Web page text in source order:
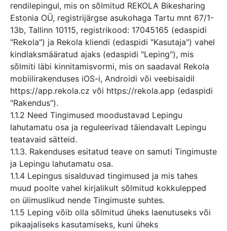
rendilepingul, mis on sõlmitud REKOLA Bikesharing
Estonia OÜ, registrijärgse asukohaga Tartu mnt 67/1-
13b, Tallinn 10115, registrikood: 17045165 (edaspidi
"Rekola") ja Rekola kliendi (edaspidi "Kasutaja") vahel
kindlaksmääratud ajaks (edaspidi "Leping"), mis
sõlmiti läbi kinnitamisvormi, mis on saadaval Rekola
mobiilirakenduses iOS-i, Androidi või veebisaidil
https://app.rekola.cz või https://rekola.app (edaspidi
"Rakendus").
1.1.2 Need Tingimused moodustavad Lepingu
lahutamatu osa ja reguleerivad täiendavalt Lepingu
teatavaid sätteid.
1.1.3. Rakenduses esitatud teave on samuti Tingimuste
ja Lepingu lahutamatu osa.
1.1.4 Lepingus sisalduvad tingimused ja mis tahes
muud poolte vahel kirjalikult sõlmitud kokkulepped
on ülimuslikud nende Tingimuste suhtes.
1.1.5 Leping võib olla sõlmitud üheks laenutuseks või
pikaajaliseks kasutamiseks, kuni üheks